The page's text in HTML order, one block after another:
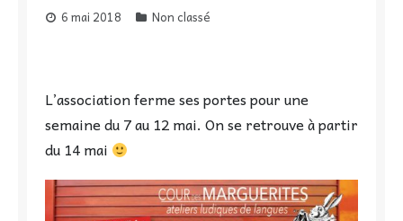
6 mai 2018 Non classé
L’association ferme ses portes pour une
semaine du 7 au 12 mai. On se retrouve à partir
du 14 mai